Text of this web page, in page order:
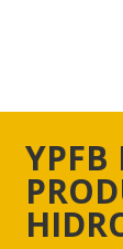
YPFB